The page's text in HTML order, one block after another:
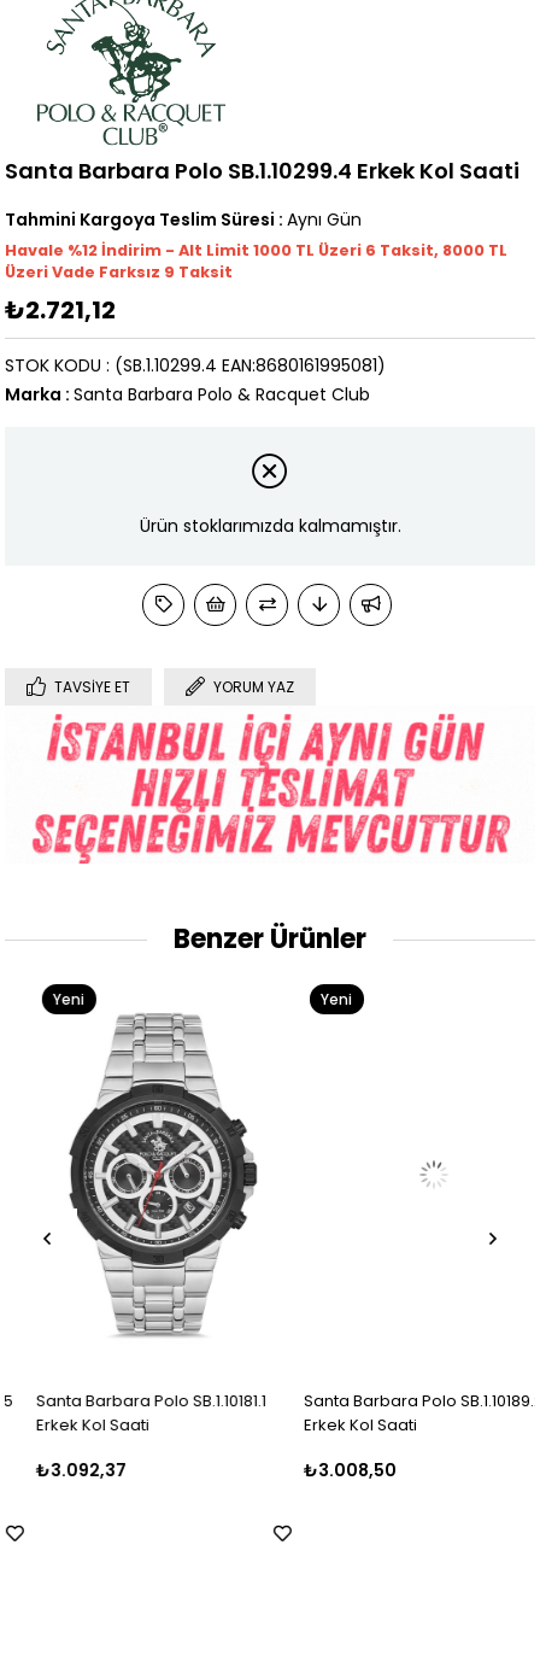
Santa Barbara Polo SB.1.10299.4 Erkek Kol Saati
Tahmini Kargoya Teslim Süresi : Aynı Gün
Havale %12 İndirim - Alt Limit 1000 TL Üzeri 6 Taksit, 8000 TL
Üzeri Vade Farksız 9 Taksit
₺2.721,12
(SB.1.10299.4 EAN:8680161995081)
STOK KODU
Marka : Santa Barbara Polo & Racquet Club
Ürün stoklarımızda kalmamıştır.
TAVSIYE ET YORUM YAZ
Benzer Ürünler
Santa Barbara Polo SB.1.10181.1
Erkek Kol Saati
₺3.092,37
Yeni
Santa Barbara Polo SB.1.10189.2
Erkek Kol Saati
₺3.008,50
Yeni